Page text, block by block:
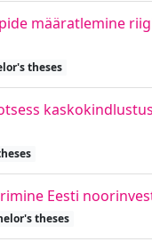
määratlemine
theses
Eesti
theses